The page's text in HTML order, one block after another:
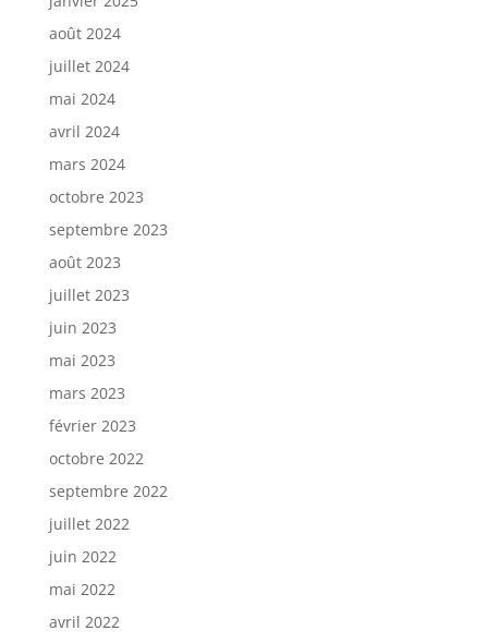
août 2024
juillet 2024
mai 2024
avril 2024
mars 2024
octobre 2023
septembre 2023
août 2023
juillet 2023
juin 2023
mai 2023
mars 2023
février 2023
octobre 2022
septembre 2022
juillet 2022
juin 2022
mai 2022
avril 2022